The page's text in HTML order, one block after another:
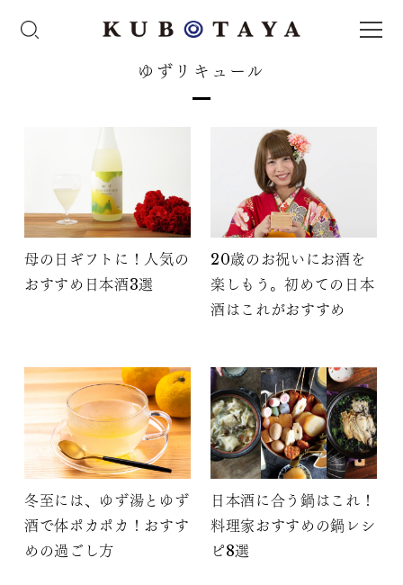
ゆずリキュール
母の日ギフトに！人気の
おすすめ日本酒3選
20歳のお祝いにお酒を
楽しもう。初めての日本
酒はこれがおすすめ
冬至には、ゆず湯とゆず
酒で体ポカポカ！おすす
めの過ごし方
日本酒に合う鍋はこれ！
料理家おすすめの鍋レシ
ピ8選